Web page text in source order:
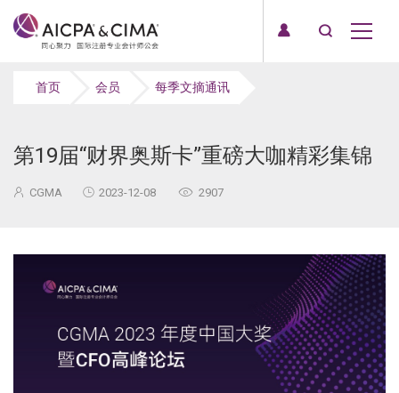
首页 会员 每季文摘通讯
第19届“财界奥斯卡”重磅大咖精彩集锦
CGMA 2023-12-08 2907